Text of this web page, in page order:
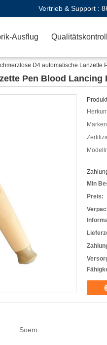
Vertrieb & Support :
Ausflug
D4 automatische Lanzette
Pen Blood Lancing
Min
Preis:
Soem: